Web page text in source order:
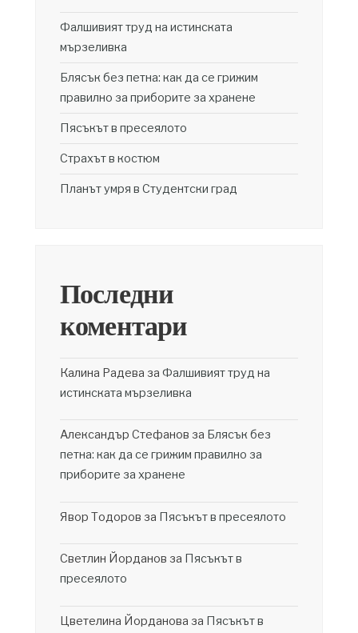
Фалшивият труд на истинската
мързеливка
Блясък без петна: как да се грижим
правилно за приборите за хранене
Пясъкът в пресеялото
Страхът в костюм
Планът умря в Студентски град
Последни
коментари
Калина Радева за Фалшивият труд на
истинската мързеливка
Александър Стефанов за Блясък без
петна: как да се грижим правилно за
приборите за хранене
Явор Тодоров за Пясъкът в пресеялото
Светлин Йорданов за Пясъкът в
пресеялото
Цветелина Йорданова за Пясъкът в